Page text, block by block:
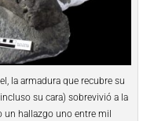
la armadura que recubre su
su cara) sobrevivió a la
hallazgo uno entre mil